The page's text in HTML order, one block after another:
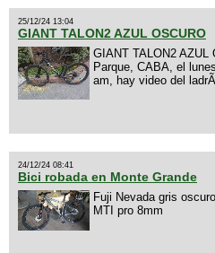
25/12/24 13:04
GIANT TALON2 AZUL OSCURO
GIANT TALON2 AZUL
Parque, CABA, el
am, hay video del
24/12/24 08:41
Bici robada en Monte Grande
Fuji Nevada gris
MTI pro 8mm